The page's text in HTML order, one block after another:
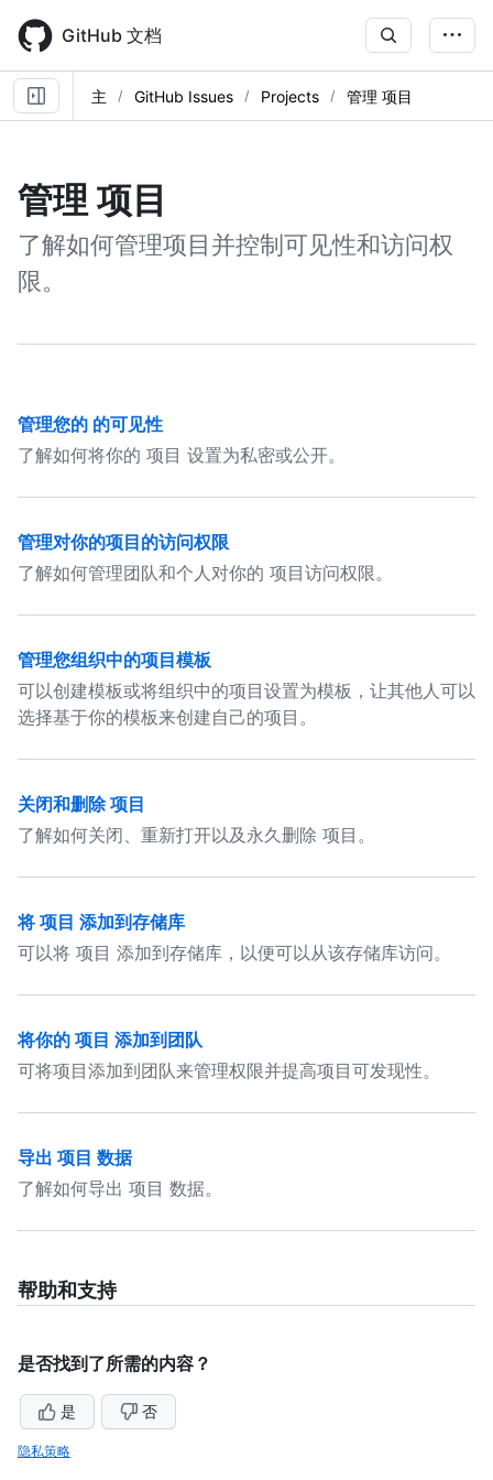
main
content
GitHub 文档
主 GitHub Issues Projects 管理 项目
管理 项目
了解如何管理项目并控制可见性和访问权
限。
管理您的 的可见性
了解如何将你的 项目 设置为私密或公开。
管理对你的项目的访问权限
了解如何管理团队和个人对你的 项目访问权限。
管理您组织中的项目模板
可以创建模板或将组织中的项目设置为模板，让其他人可以
选择基于你的模板来创建自己的项目。
关闭和删除 项目
了解如何关闭、重新打开以及永久删除 项目。
将 项目 添加到存储库
可以将 项目 添加到存储库，以便可以从该存储库访问。
将你的 项目 添加到团队
可将项目添加到团队来管理权限并提高项目可发现性。
导出 项目 数据
了解如何导出 项目 数据。
帮助和支持
是否找到了所需的内容？
是 否
隐私策略